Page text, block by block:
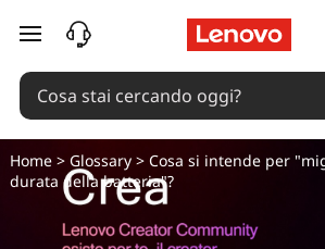
passa a contenuto principale
Home> Glossary> Cosa si intende per
durata della batteria"?